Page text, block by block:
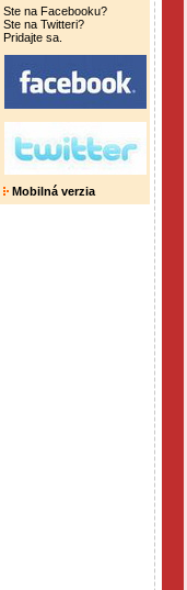
Ste na Facebooku?
Ste na Twitteri?
Pridajte sa.
Mobilná verzia